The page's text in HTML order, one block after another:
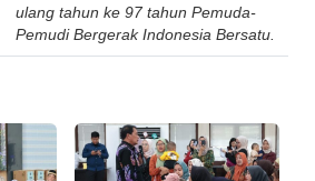
ulang tahun ke 97 tahun Pemuda-
Pemudi Bergerak Indonesia Bersatu.